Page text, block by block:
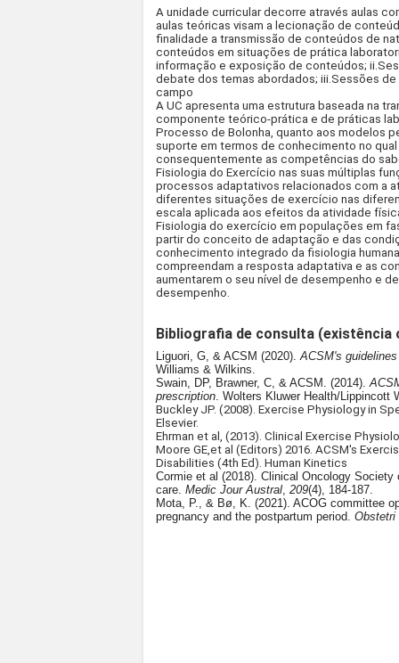
A unidade curricular decorre através aulas
aulas teóricas visam a lecionação de
finalidade a transmissão de conteúdos de
conteúdos em situações de prática
informação e exposição de conteúdos;
debate dos temas abordados;iii.Sessões
campo
A UC apresenta uma estrutura baseada na
componente teórico-prática e de práticas
Processo de Bolonha, quanto aos modelos
suporte em termos de conhecimento no
consequentemente as competências do
Fisiologia do Exercício nas suas múltiplas
processos adaptativos relacionados com a
diferentes situações de exercício nas
escala aplicada aos efeitos da atividade
Fisiologia do exercício em populações em
partir do conceito de adaptação e das
conhecimento integrado da fisiologia
compreendam a resposta adaptativa e as
aumentarem o seu nível de desempenho e
desempenho.
Bibliografia de consulta
Liguori, G, & ACSM (2020).ACSM's
Williams & Wilkins.
Swain, DP, Brawner, C, & ACSM. (2014).
prescription. Wolters Kluwer Health/Lippincott
Buckley JP. (2008). Exercise Physiology in
Elsevier.
Ehrman et al, (2013). Clinical Exercise
Moore GE,et al (Editors) 2016. ACSM's
Disabilities (4th Ed). Human Kinetics
Cormie et al (2018). Clinical Oncology
care.Medic Jour Austral,209(4), 184-187.
Mota, P., & Bø, K. (2021). ACOG committee
pregnancy and the postpartum period.Obstetri